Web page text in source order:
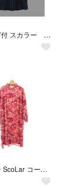
新品タグ付 スカラー 162653：アメリカン風刺繍 デニム×プリーツジャンスカ
スカラー ScoLar コーデュロイ 花柄シャツワンピース M 赤紫 ベージュ